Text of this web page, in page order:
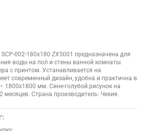
002-180x180 ZX5001 предназначена для
воды на пол и стены ванной комнаты.
с принтом. Устанавливается на
современный дизайн, удобна и практична в
1800х1800 мм. Сине-голубой рисунок на
месяцев. Страна производитель: Чехия.